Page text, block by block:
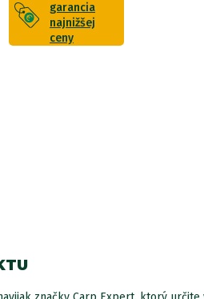
garancia
najnižšej
ceny